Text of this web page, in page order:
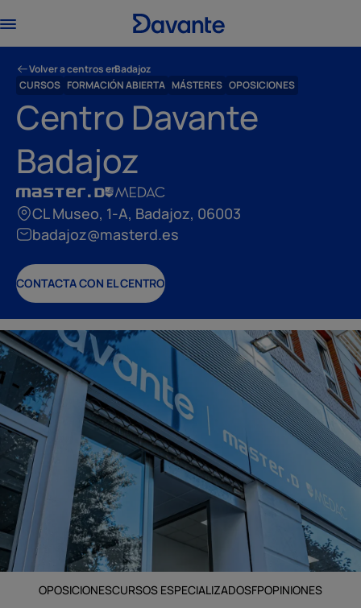
Volver a centros enBadajoz
CURSOS FORMACIÓN ABIERTA MÁSTERES OPOSICIONES
Centro Davante
Badajoz
CL Museo, 1-A, Badajoz, 06003
badajoz@masterd.es
CONTACTA CON EL CENTRO
OPOSICIONESCURSOS ESPECIALIZADOSFPOPINIONES